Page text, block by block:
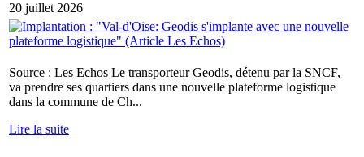
20 juillet 2026
Source : Les Echos Le transporteur Geodis, détenu par la SNCF,
va prendre ses quartiers dans une nouvelle plateforme logistique
dans la commune de Ch...
Lire la suite